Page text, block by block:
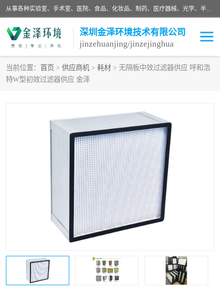
从事各种实验室、手术室、医院、食品、化妆品、制药、医疗器械、光学、半导体、精密电子等无尘车间行业的洁净车间装修设计、净化设备、恒温恒湿空调的设计制作与安装、净化系统工程项目施工及其技术支持服务。
深圳金泽环境技术有限公司
jinzehuanjing/jinzejinghua
当前位置： 首页 > 供应商机 > 耗材 > 无隔板中效过滤器供应 呼和浩
特W型初效过滤器供应 金泽
耗材
实验室净化
手术室净化 GMP车间净化
生命工程
食品饮料
光电车间
恒温恒湿净化空调 过滤器